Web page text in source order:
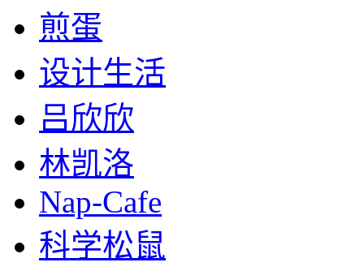
煎蛋
设计生活
吕欣欣
林凯洛
Nap-Cafe
科学松鼠